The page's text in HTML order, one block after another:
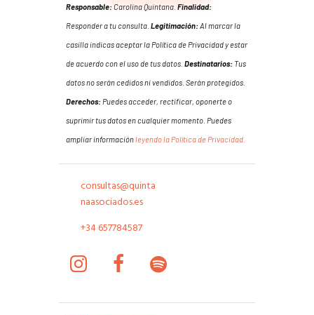
Responsable: Carolina Quintana. Finalidad:
Responder a tu consulta. Legitimación: Al marcar la
casilla indicas aceptar la Política de Privacidad y estar
de acuerdo con el uso de tus datos. Destinatarios: Tus
datos no serán cedidos ni vendidos. Serán protegidos.
Derechos: Puedes acceder, rectificar, oponerte o
suprimir tus datos en cualquier momento. Puedes
ampliar informaciónleyendo la Política de Privacidad.
consultas@quinta
naasociados.es
+34 657784587